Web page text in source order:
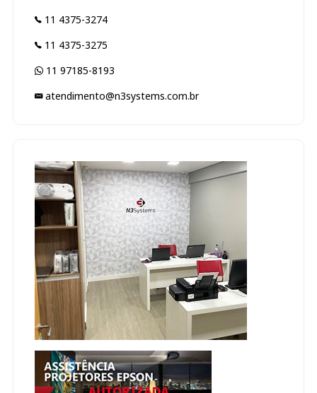
11 4375-3274
11 4375-3275
11 97185-8193
atendimento@n3systems.com.br